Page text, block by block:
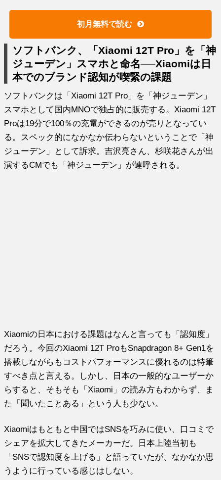
初月無料で読む
ソフトバンク、「Xiaomi 12T Pro」を「神
ジューデン」スマホと命名──Xiaomiは日
本でのブランド認知が喫緊の課題
ソフトバンクは「Xiaomi 12T Pro」を「神ジューデン」
スマホとして国内MNOで独占的に販売する。Xiaomi 12T
Proは19分で100％の充電ができるのが売りとなってい
る。スペック的になかなか伝わらないということで「神
ジューデン」として訴求。吉沢亮さん、杉咲花さんが出
演するCMでも「神ジューデン」が連呼される。
Xiaomiの日本における課題はなんと言っても「認知度」
だろう。今回のXiaomi 12T ProもSnapdragon 8+ Gen1を
搭載しながらもコストパフォーマンスに優れるのは特筆
すべき点と言える。しかし、日本の一般的なユーザーか
らすると、そもそも「Xiaomi」の読み方もわからず、ま
た「聞いたことある」という人も少ない。
Xiaomiはもともと中国ではSNSを巧みに使い、口コミで
シェアを拡大してきたメーカーだ。日本上陸当初も
「SNSで認知度を上げる」と語っていたが、なかなか思
うように行っている感じはしない。